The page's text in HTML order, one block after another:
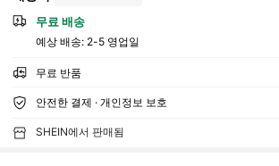
무료 배송
예상 배송: 2-5 영업일
무료 반품
안전한 결제 · 개인정보 보호
SHEIN에서 판매됨